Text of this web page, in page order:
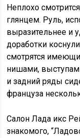
Неплохо
глянцем. Руль,
выразительнее и
доработки
смотрятся
нишами,
и задний ряды
француза
Салон Лада икс
знакомого,